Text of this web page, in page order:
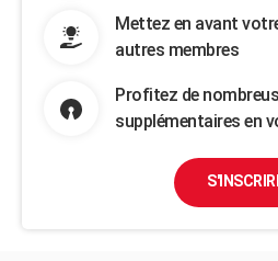
Mettez en avant
autres membres
Profitez de
supplémentaires en